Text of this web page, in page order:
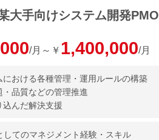
大手向けシステム開発PMO
/月～￥ 1,400,000/月
における各種管理・運用ルールの構築
・品質などの管理推進
込んだ解決支援
してのマネジメント経験・スキル